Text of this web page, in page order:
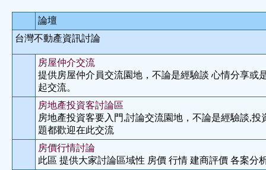
論壇
台灣不動產資訊討論
房屋仲介交流
提供房屋仲介員交流園地，不論是經驗談 心情分享或
起交流。
房地產投資客討論區
房地產投資客要入門,討論交流園地，不論是經驗談,投
題都歡迎在此交流
房價行情討論
此區 提供大家討論區域性 房價 行情 建商評價 各案分